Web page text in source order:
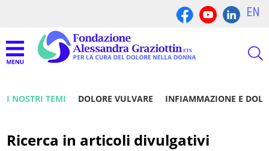
EN
I NOSTRI TEMI DOLORE VULVARE INFIAMMAZIONE E
Ricerca in articoli divulgativi